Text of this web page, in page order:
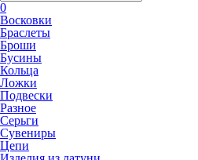
0
Восковки
Браслеты
Броши
Бусины
Кольца
Ложки
Подвески
Разное
Серьги
Сувениры
Цепи